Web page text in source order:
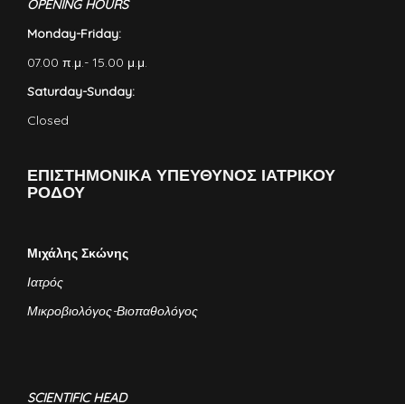
OPENING HOURS
Monday-Friday:
07.00 π.μ.- 15.00 μ.μ.
Saturday-Sunday:
Closed
ΕΠΙΣΤΗΜΟΝΙΚΑ ΥΠΕΥΘΥΝΟΣ ΙΑΤΡΙΚΟΥ
ΡΟΔΟΥ
Μιχάλης Σκώνης
Ιατρός
Μικροβιολόγος-Βιοπαθολόγος
SCIENTIFIC HEAD